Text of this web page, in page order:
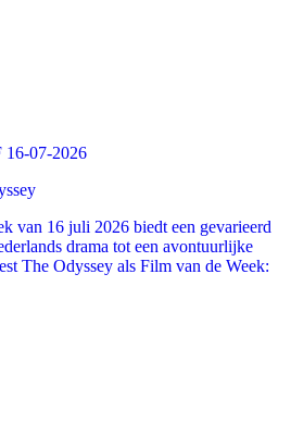
07-2026
van 16 juli 2026 biedt een gevarieerd
drama tot een avontuurlijke
The Odyssey als Film van de Week: